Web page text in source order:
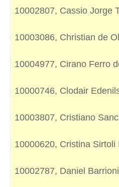
10002807, Cassio Jorge
10003086, Christian de
10004977, Cirano Ferro
10000746, Clodair
10003807, Cristiano
10000620, Cristina
10002787, Daniel